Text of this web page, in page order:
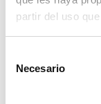
partir del uso
Necesario